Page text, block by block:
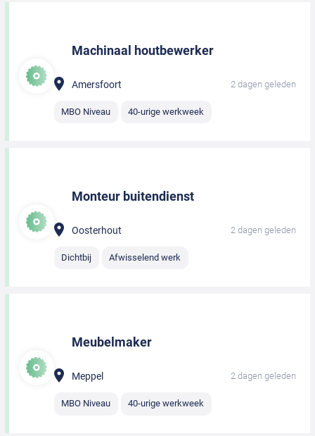
Machinaal houtbewerker
Amersfoort 2 dagen geleden
MBO Niveau 40-urige werkweek
Monteur buitendienst
Oosterhout 2 dagen geleden
Dichtbij Afwisselend werk
Meubelmaker
Meppel 2 dagen geleden
MBO Niveau 40-urige werkweek